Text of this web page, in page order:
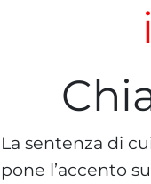
La sentenza di
pone l’accento